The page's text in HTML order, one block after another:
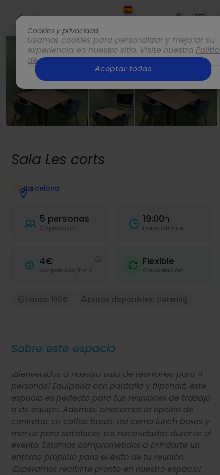
ES
Sala Les corts
Barcelona
5 personas
Capacidad
19:00h
Horario límite
4€
por persona/hora
Flexible
Cancelación
Fianza: 100€ Extras disponibles: Catering
Sobre este espacio
¡Bienvenidos a nuestra sala de reuniones para 4
personas! Equipada con pantalla y flipchart, este
espacio es perfecto para tus reuniones de trabajo
o de equipo. Además, ofrecemos la opción de
contratar un coffee break, así como lunch boxes y
menús para satisfacer tus necesidades durante el
evento. Estamos comprometidos a brindarte un
entorno propicio para el éxito de tu reunión.
¡Esperamos recibirte pronto en nuestro espacio!
Cookies y privacidad
Usamos cookies para personalizar y mejorar su
experiencia en nuestro sitio. Visite nuestra
de privacidadpara obtener más información.
Opciones
Aceptar todas